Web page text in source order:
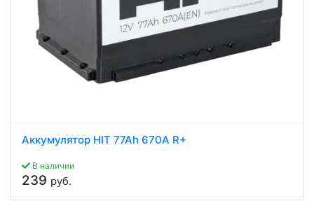
Аккумулятор HIT 77Ah 670A R+
В наличии
239 руб.